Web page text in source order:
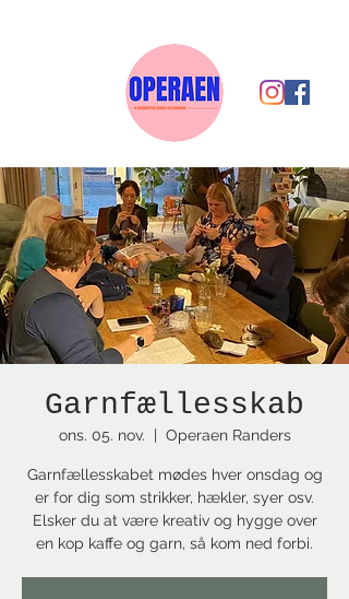
Garnfællesskab
ons. 05. nov.
  |
Operaen Randers
Garnfællesskabet mødes hver onsdag og
er for dig som strikker, hækler, syer osv.
Elsker du at være kreativ og hygge over
en kop kaffe og garn, så kom ned forbi.